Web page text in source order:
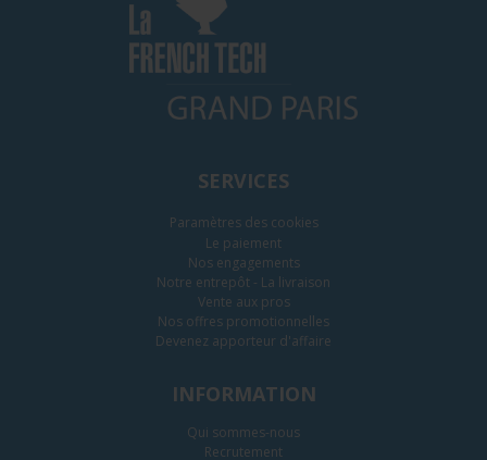
SERVICES
Paramètres des cookies
Le paiement
Nos engagements
Notre entrepôt - La livraison
Vente aux pros
Nos offres promotionnelles
Devenez apporteur d'affaire
INFORMATION
Qui sommes-nous
Recrutement